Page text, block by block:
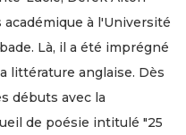
à l'Université
Là, il a été imprégné
littérature anglaise. Dès
débuts avec la
de poésie intitulé "25